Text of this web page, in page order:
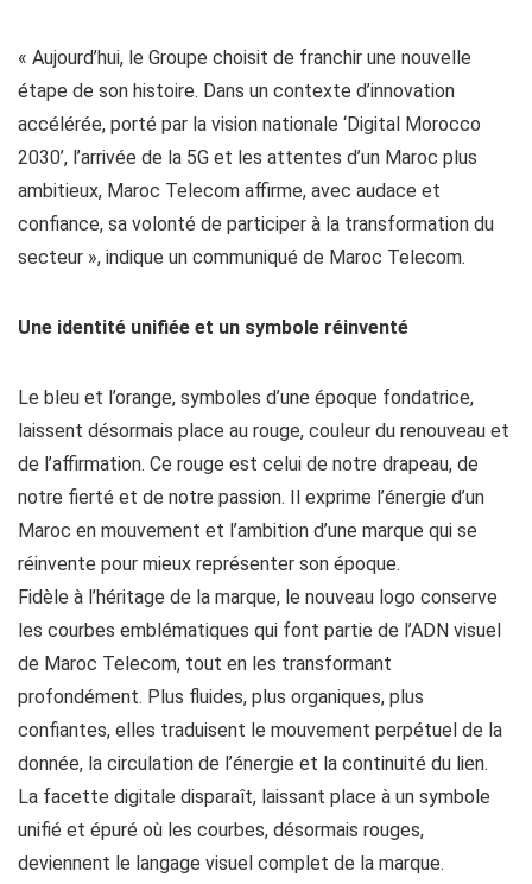
« Aujourd’hui, le Groupe choisit de franchir une nouvelle
étape de son histoire. Dans un contexte d’innovation
accélérée, porté par la vision nationale ‘Digital Morocco
2030’, l’arrivée de la 5G et les attentes d’un Maroc plus
ambitieux, Maroc Telecom affirme, avec audace et
confiance, sa volonté de participer à la transformation du
secteur », indique un communiqué de Maroc Telecom.
Une identité unifiée et un symbole réinventé
Le bleu et l’orange, symboles d’une époque fondatrice,
laissent désormais place au rouge, couleur du renouveau et
de l’affirmation. Ce rouge est celui de notre drapeau, de
notre fierté et de notre passion. Il exprime l’énergie d’un
Maroc en mouvement et l’ambition d’une marque qui se
réinvente pour mieux représenter son époque.
Fidèle à l’héritage de la marque, le nouveau logo conserve
les courbes emblématiques qui font partie de l’ADN visuel
de Maroc Telecom, tout en les transformant
profondément. Plus fluides, plus organiques, plus
confiantes, elles traduisent le mouvement perpétuel de la
donnée, la circulation de l’énergie et la continuité du lien.
La facette digitale disparaît, laissant place à un symbole
unifié et épuré où les courbes, désormais rouges,
deviennent le langage visuel complet de la marque.